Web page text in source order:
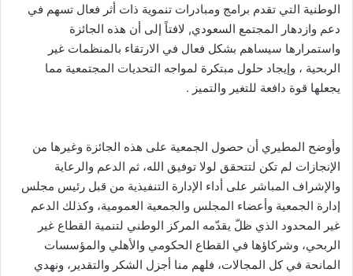
الوطنية التي تقدم برامج ومبادرات تنموية ذات أثر فعال تسهم في
دعم وازدهار المجتمع السعودي, لافتاً إلى أن هذه الجائزة
واستمرارها سيساهم بشكل فعال في الارتقاء بالمنظمات غير
الربحية ، وإيجاد حلول مبتكرة لمواجه التحديات المجتمعية مما
يجعلها قوة دافعة للتغير والتميز .
وأوضح المطيري أن حصول الجمعية على هذه الجائزة وغيرها من
الإنجازات لم تكن لتتحقق لولا توفيق الله، ثم الدعم والرعاية
والإشراف المباشر على أداء الإدارة التنفيذية من قبل رئيس مجلس
إدارة الجمعية وأعضاء المجلس والجمعية العمومية، وكذلك الدعم
غير المحدود الذي ظلّ يقدّمه المركز الوطني لتنمية القطاع غير
الربحي، وشركاؤها في القطاع الحكومي والأهلي والمؤسسات
المانحة في كل المجالات، فلهم منا أجزل الشكر والتقدير، ونهدي